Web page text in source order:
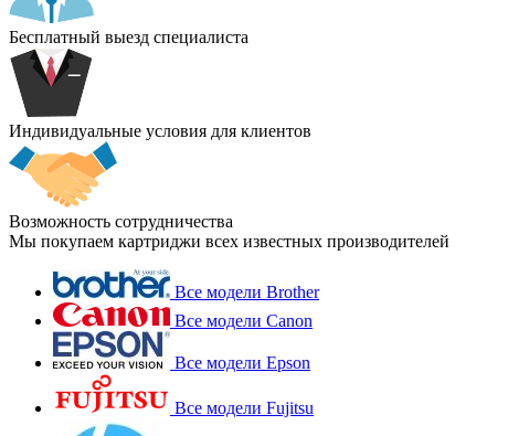
Бесплатный выезд специалиста
Индивидуальные условия для клиентов
Возможность сотрудничества
Мы покупаем картриджи всех известных производителей
Все модели Brother
Все модели Canon
Все модели Epson
Все модели Fujitsu